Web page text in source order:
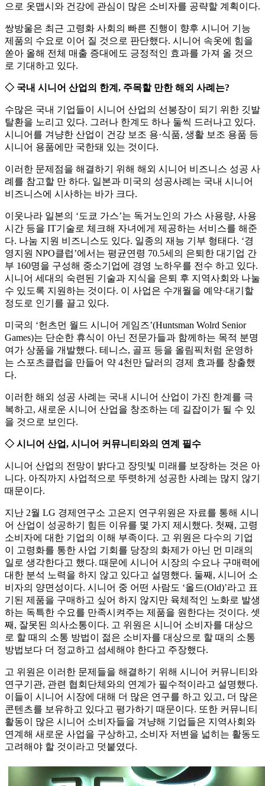
으로 옷맵시와 건강에 관심이 많은 소비자를 공략할 계획이다.
쌍방울은 최근 고령화 사회의 빠른 진행이 향후 시니어 기능
제품의 수요로 이어 질 것으로 판단했다. 시니어 속옷에 힘을
쏟아 올해 전체 매출 증대에도 긍정적인 효과를 가져 올 것으
로 기대하고 있다.
◇ 국내 시니어 산업의 한계, 주목할 만한 해외 사례는?
수많은 국내 기업들이 시니어 산업의 선봉장이 되기 위한 깃발
탈환을 노리고 있다. 그러나 한계도 하나 둘씩 드러나고 있다.
시니어를 겨냥한 산업이 건강 보조 용·식품, 생활 보조 용품 등
시니어 용품에만 국한돼 있는 것이다.
이러한 문제점을 해결하기 위해 해외 시니어 비즈니스 성공 사
례를 참고할 만 하다. 일본과 미국의 성공사례는 국내 시니어
비즈니스에 시사하는 바가 크다.
이웃나라 일본의 ‘도쿄 가스’는 독거노인의 가스 사용량, 사용
시간 등을 IT기술로 체크해 자녀에게 제공하는 서비스를 해준
다. 나눔 지원 비즈니스도 있다. 일종의 재능 기부 형태다. ‘경
영지원 NPO클럽’에서는 평균연령 70.5세의 은퇴한 대기업 간
부 160명을 구성해 중소기업에 경영 노하우를 전수 하고 있다.
시니어 세대의 숙련된 기술과 지식을 은퇴 후 지역사회와 나눌
수 있도록 지원하는 것이다. 이 사업은 수개월을 예약·대기할
정도로 인기를 끌고 있다.
미국의 ‘헌츠먼 월드 시니어 게임즈’(Huntsman Wolrd Senior
Games)는 단순한 휴식이 아닌 전문가들과 함께하는 목적 분명
여가 상품을 개발했다. 테니스, 골프 등을 올림픽처럼 운영하
는 스포츠클럽을 만들어 약 4천만 달러의 경제 효과를 창출했
다.
이러한 해외 성공 사례는 국내 시니어 산업이 가진 한계를 극
복하고, 새로운 시니어 산업을 창조하는 데 길잡이가 될 수 있
을 것으로 보인다.
◇ 시니어 산업, 시니어 커뮤니티와의 연계 필수
시니어 산업의 전망이 밝다고 장밋빛 미래를 보장하는 것은 아
니다. 아직까지 사업적으로 뚜렷하게 성공한 사례는 많지 않기
때문이다.
지난 2월 LG 경제연구소 고은지 연구위원은 자료를 통해 시니
어 산업이 성공하기 힘든 이유를 몇 가지 제시했다. 첫째, 고령
소비자에 대한 기업의 이해 부족이다. 고 위원은 다수의 기업
이 고령화를 통한 사업 기회를 당장의 화제가 아닌 먼 미래의
일로 생각한다고 했다. 때문에 시니어 시장의 수요나 구매력에
대한 분석 노력을 하지 않고 있다고 설명했다. 둘째, 시니어 소
비자의 양면성이다. 시니어 중 어떤 사람도 ‘올드(Old)’라고 표
기된 제품을 구매하고 싶어 하지 않지만 육체적인 노화로 발생
하는 독특한 수요를 만족시켜주는 제품을 원한다는 것이다. 셋
째, 잘못된 의사소통이다. 고 위원은 시니어 소비자를 대상으
로 할 때의 소통 방법이 젊은 소비자를 대상으로 할 때의 소통
방법보다 더 정교하고 섬세해야 한다고 주장했다.
고 위원은 이러한 문제들을 해결하기 위해 시니어 커뮤니티와
연구기관, 관련 협회단체와의 연계가 필수적이라고 설명했다.
이들이 시니어 시장에 대해 더 많은 연구를 하고 있고, 더 많은
콘텐츠를 보유하고 있다고 평가하기 때문이다. 또한 커뮤니티
활동이 많은 시니어 소비자들을 겨냥해 기업들은 지역사회와
연계해 새로운 사업을 구상하고, 소비자 저변을 넓히는 활동도
고려해야 할 것이라고 덧붙였다.